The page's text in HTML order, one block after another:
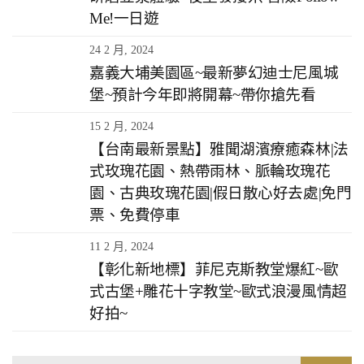
Me!一日遊
24 2 月, 2024
嘉義大埔美園區~最新夢幻迪士尼風城
堡~預計今年即將開幕~帶你搶先看
15 2 月, 2024
【台南最新景點】雅聞湖濱療癒森林|法
式玫瑰花園、熱帶雨林、脈輪玫瑰花
園、古典玫瑰花園|假日散心好去處|免門
票、免費停車
11 2 月, 2024
【彰化新地標】菲尼克斯教堂爆紅~歐
式古堡+雕花十字教堂~歐式浪漫風情超
好拍~